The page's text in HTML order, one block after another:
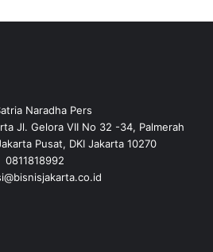
Naradha Pers
Jl. Gelora VII No 32 -34, Palmerah
Pusat, DKI Jakarta 10270
0811818992